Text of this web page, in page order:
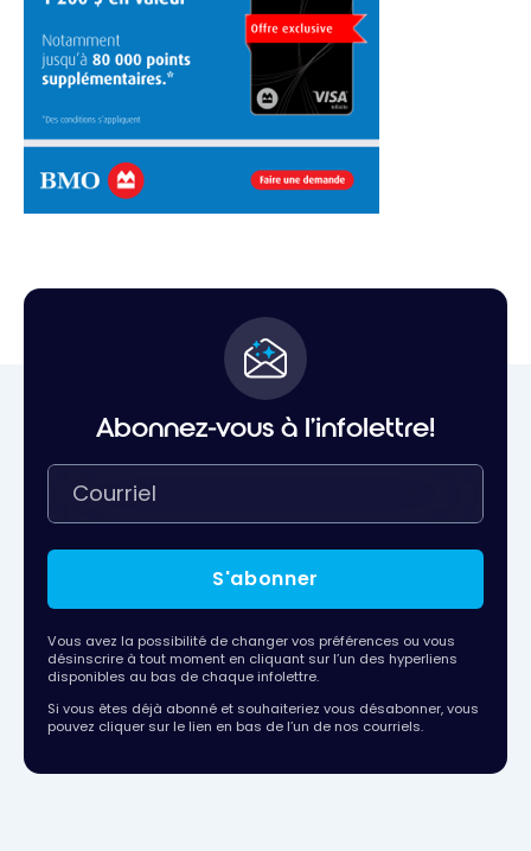
Abonnez-vous à l'infolettre!
S'abonner
Vous avez la possibilité de changer vos préférences ou vous
désinscrire à tout moment en cliquant sur l’un des hyperliens
disponibles au bas de chaque infolettre.
Si vous êtes déjà abonné et souhaiteriez vous désabonner, vous
pouvez cliquer sur le lien en bas de l’un de nos courriels.